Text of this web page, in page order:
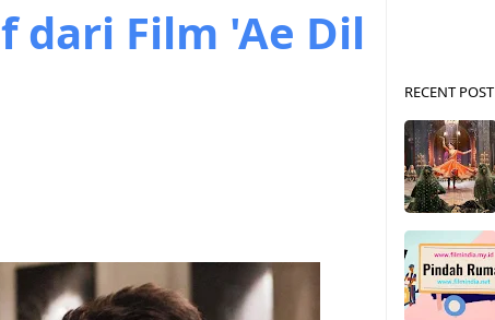
dari Film 'Ae Dil
RECENT POST